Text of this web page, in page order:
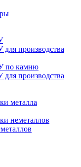
производства
по камню
производства
металла
неметаллов